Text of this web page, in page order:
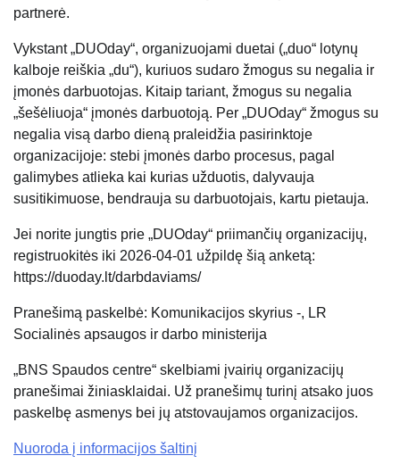
partnerė.
Vykstant „DUOday“, organizuojami duetai („duo“ lotynų
kalboje reiškia „du“), kuriuos sudaro žmogus su negalia ir
įmonės darbuotojas. Kitaip tariant, žmogus su negalia
„šešėliuoja“ įmonės darbuotoją. Per „DUOday“ žmogus su
negalia visą darbo dieną praleidžia pasirinktoje
organizacijoje: stebi įmonės darbo procesus, pagal
galimybes atlieka kai kurias užduotis, dalyvauja
susitikimuose, bendrauja su darbuotojais, kartu pietauja.
Jei norite jungtis prie „DUOday“ priimančių organizacijų,
registruokitės iki 2026-04-01 užpildę šią anketą:
https://duoday.lt/darbdaviams/
Pranešimą paskelbė: Komunikacijos skyrius -, LR
Socialinės apsaugos ir darbo ministerija
„BNS Spaudos centre“ skelbiami įvairių organizacijų
pranešimai žiniasklaidai. Už pranešimų turinį atsako juos
paskelbę asmenys bei jų atstovaujamos organizacijos.
Nuoroda į informacijos šaltinį